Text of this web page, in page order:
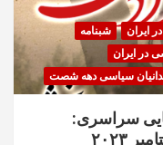
ایران
شبنامه
در ایران
سیاسی دهه شصت
سراسری: